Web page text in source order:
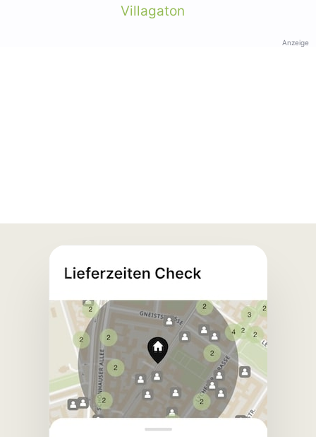
Villagaton
Anzeige